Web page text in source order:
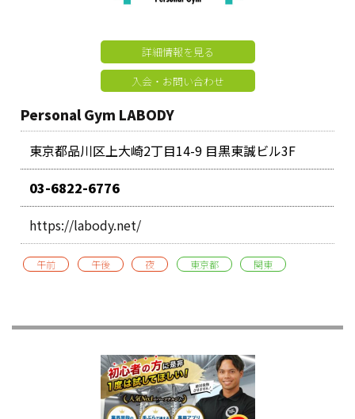
詳細情報を見る
入会・お問い合わせ
Personal Gym LABODY
東京都品川区上大崎2丁目14-9 目黒東誠ビル3F
03-6822-6776
https://labody.net/
午前 午後 夜 東京都 関東